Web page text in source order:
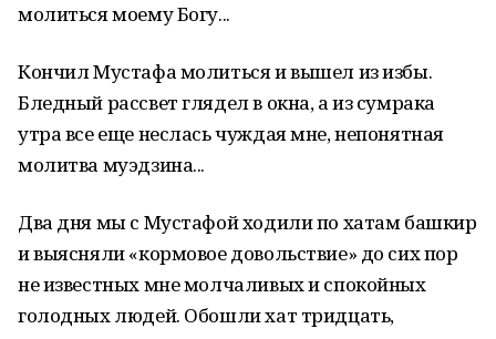
молиться моему Богу...
Кончил Мустафа молиться и вышел из избы.
Бледный рассвет глядел в окна, а из сумрака
утра все еще неслась чуждая мне, непонятная
молитва муэдзина...
Два дня мы с Мустафой ходили по хатам башкир
и выясняли «кормовое довольствие» до сих пор
не известных мне молчаливых и спокойных
голодных людей. Обошли хат тридцать,